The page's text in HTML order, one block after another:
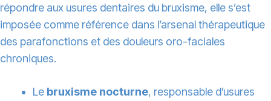
répondre aux usures dentaires du bruxisme, elle s’est
imposée comme référence dans l’arsenal thérapeutique
des parafonctions et des douleurs oro-faciales
chroniques.
Le bruxisme nocturne, responsable d’usures